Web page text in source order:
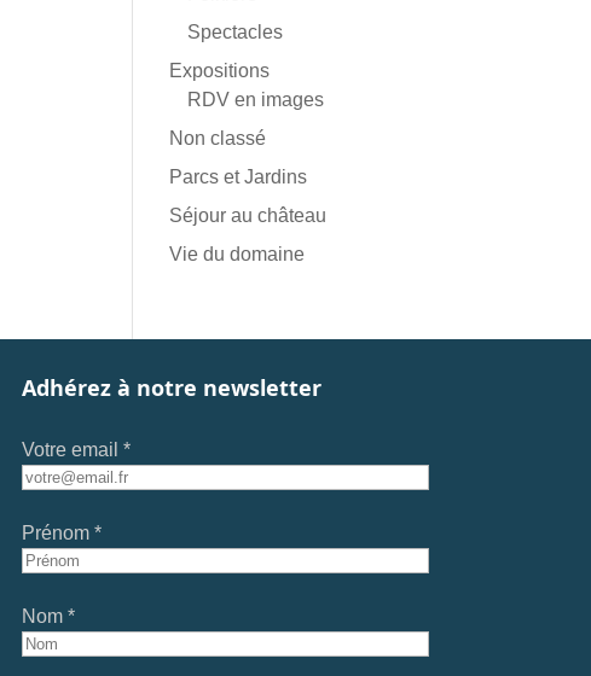
Spectacles
Expositions
RDV en images
Non classé
Parcs et Jardins
Séjour au château
Vie du domaine
Adhérez à notre newsletter
Votre email *
Prénom *
Nom *